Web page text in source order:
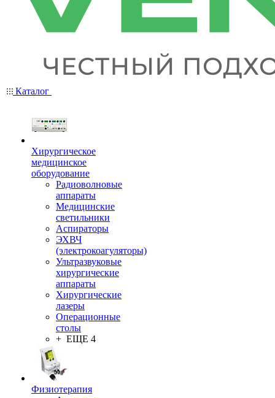
Каталог
Хирургическое
медицинское
оборудование
Радиоволновые
аппараты
Медицинские
светильники
Аспираторы
ЭХВЧ
(электрокоагуляторы)
Ультразвуковые
хирургические
аппараты
Хирургические
лазеры
Операционные
столы
+ ЕЩЕ 4
Физиотерапия